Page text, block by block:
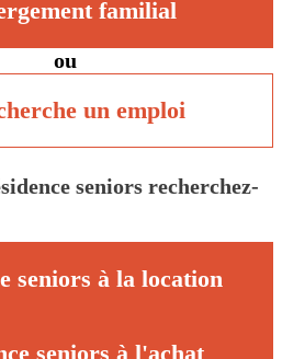
familial
ou
un emploi
seniors recherchez-
seniors à la location
seniors à l'achat